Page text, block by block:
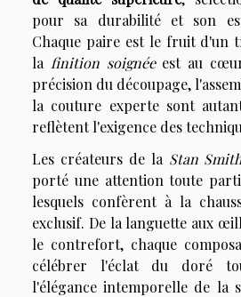
pour sa durabilité et son
Chaque paire est le fruit d'un
la finition soignéeest au
précision du découpage,
la couture experte sont
reflètent l'exigence des
Les créateurs de la Stan
porté une attention toute
lesquels confèrent à la
exclusif. De la languette aux
le contrefort, chaque
célébrer l'éclat du doré
l'élégance intemporelle de la